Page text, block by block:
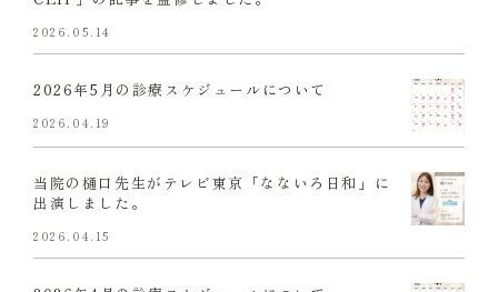
2026.05.14
2026年5月の診療スケジュールについて
2026.04.19
当院の樋口先生がテレビ東京「なないろ日和」に
出演しました。
2026.04.15